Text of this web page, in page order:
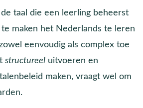
taal die een leerling beheerst
maken het Nederlands te leren
eenvoudig als complex toe
structureel uitvoeren en
maken, vraagt wel om